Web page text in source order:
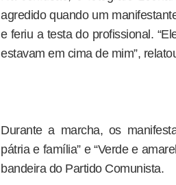
agredido quando um
e feriu a testa do profissional.
estavam em cima de mim”,
Durante a marcha, os
pátria e família” e “Verde e
bandeira do Partido Comunista.